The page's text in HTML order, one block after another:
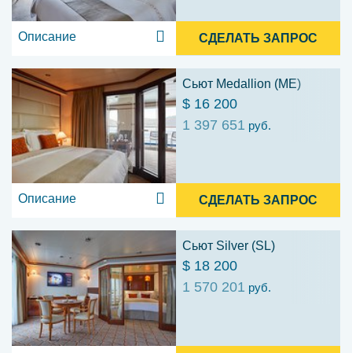
Описание СДЕЛАТЬ ЗАПРОС
Сьют Medallion (ME)
$ 16 200
1 397 651 руб.
Описание СДЕЛАТЬ ЗАПРОС
Сьют Silver (SL)
$ 18 200
1 570 201 руб.